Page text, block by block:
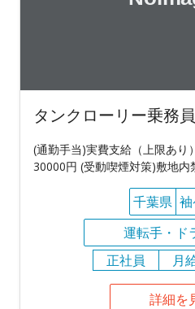
タンクローリー乗務員
(通勤手当)実費支給（上限あり
30000円 (受動喫煙対策)敷地内
千葉県
運転手・ド
正社員
月
詳細を